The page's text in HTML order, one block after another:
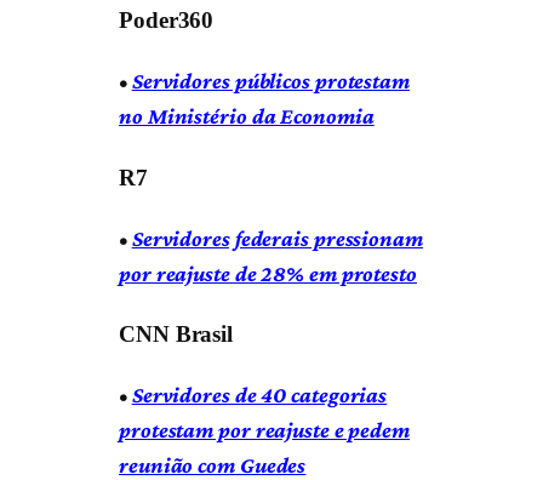
Poder360
•Servidores públicos protestam
no Ministério da Economia
R7
•Servidores federais pressionam
por reajuste de 28% em protesto
CNN Brasil
•Servidores de 40 categorias
protestam por reajuste e pedem
reunião com Guedes